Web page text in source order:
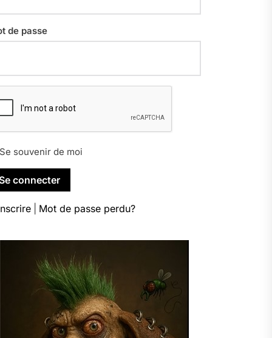
de passe
Se souvenir de moi
Mot de passe perdu?